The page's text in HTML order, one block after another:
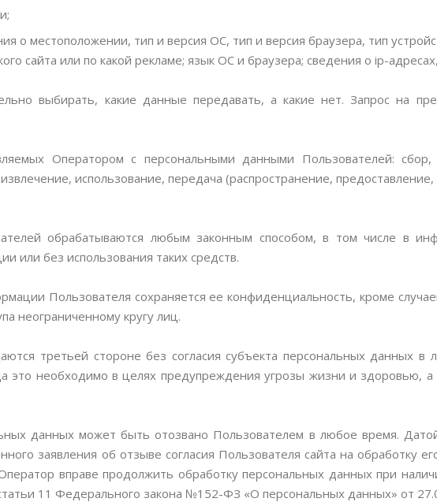
о местоположении, тип и версия ОС, тип и версия браузера, тип
сайта или по какой рекламе; язык ОС и браузера; сведения о ip-
выбирать, какие данные передавать, а какие нет. Запрос на
Оператором с персональными данными Пользователей: сбор,
использование, передача (распространение,
обрабатываются любым законным способом, в том числе в
или без использования таких средств.
Пользователя сохраняется ее конфиденциальность, кроме
неограниченному кругу лиц.
третьей стороне без согласия субъекта персональных данных
это необходимо в целях предупреждения угрозы жизни и здоровью,
данных может быть отозвано Пользователем в любое время.
заявления об отзыве согласия Пользователя сайта на обработку
вправе продолжить обработку персональных данных при
11 Федерального закона №152-ФЗ «О персональных данных» от